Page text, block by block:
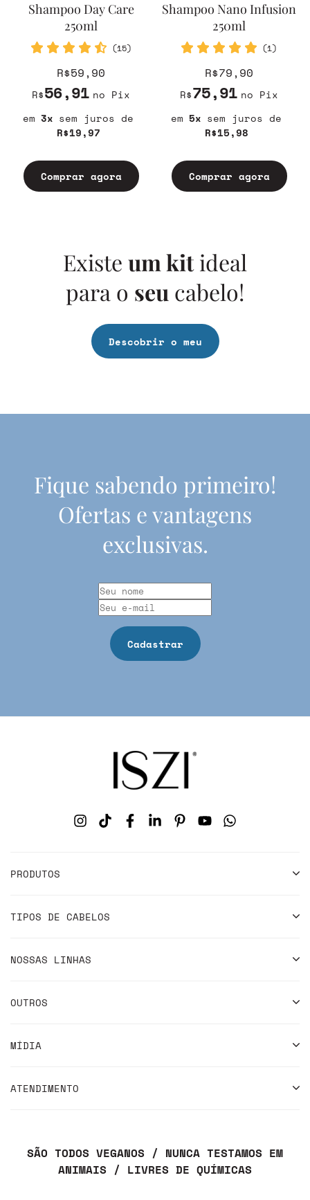
Shampoo Day Care
250ml
(15)
R$59,90
R$56,91 no Pix
3
R$19,97
sem juros
Comprar agora
Shampoo Nano Infusion
250ml
(1)
R$79,90
R$75,91 no Pix
5
R$15,98
sem juros
Comprar agora
Existe um kitideal
para o seu cabelo!
Descobrir o meu
Fique sabendo primeiro!
Ofertas e vantagens
exclusivas.
PRODUTOS
TIPOS DE CABELOS
NOSSAS LINHAS
OUTROS
MÍDIA
ATENDIMENTO
SÃO TODOS VEGANOS / NUNCA TESTAMOS EM
ANIMAIS / LIVRES DE QUÍMICAS